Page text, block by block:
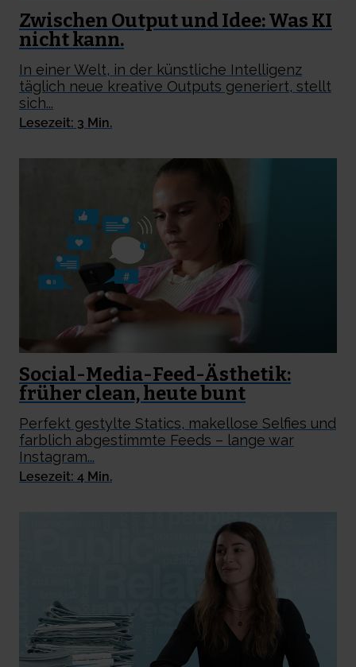
Zwischen Output und Idee: Was KI
nicht kann.
In einer Welt, in der künstliche Intelligenz
täglich neue kreative Outputs generiert, stellt
sich...
Lesezeit: 3 Min.
Social-Media-Feed-Ästhetik:
früher clean, heute bunt
Perfekt gestylte Statics, makellose Selfies und
farblich abgestimmte Feeds – lange war
Instagram...
Lesezeit: 4 Min.